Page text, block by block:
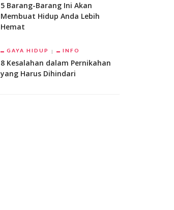
5 Barang-Barang Ini Akan
Membuat Hidup Anda Lebih
Hemat
GAYA HIDUP INFO
8 Kesalahan dalam Pernikahan
yang Harus Dihindari